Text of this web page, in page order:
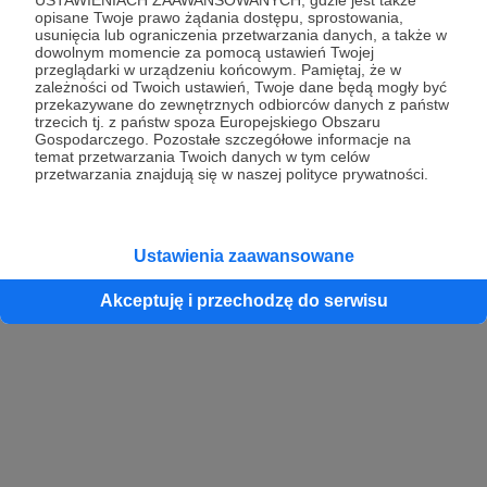
opisane Twoje prawo żądania dostępu, sprostowania,
usunięcia lub ograniczenia przetwarzania danych, a także w
dowolnym momencie za pomocą ustawień Twojej
przeglądarki w urządzeniu końcowym. Pamiętaj, że w
zależności od Twoich ustawień, Twoje dane będą mogły być
przekazywane do zewnętrznych odbiorców danych z państw
trzecich tj. z państw spoza Europejskiego Obszaru
Gospodarczego. Pozostałe szczegółowe informacje na
temat przetwarzania Twoich danych w tym celów
przetwarzania znajdują się w naszej polityce prywatności.
Ustawienia zaawansowane
Akceptuję i przechodzę do serwisu